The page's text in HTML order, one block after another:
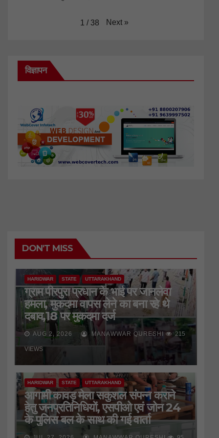
1 / 38 Next »
विज्ञापन
DON'T MISS
HARIDWAR STATE UTTARAKHAND
ग्राम पीरपुरा प्रधान के भाई पर जानलेवा
हमला, मुकदमा वापस लेने का बना रहे थे
दबाव,18 पर मुकदमा दर्ज
AUG 2, 2026 MANAWWAR QURESHI 215
VIEWS
HARIDWAR STATE UTTARAKHAND
आगामी कावड़ मेला सकुशल संपन्न कराने
हेतु जनप्रतिनिधियों, एसपीओ एवं जोन 24
के पुलिस बल के साथ की गई वार्ता